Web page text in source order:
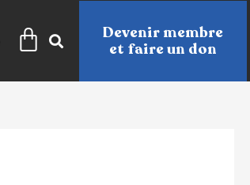
Panier
Devenir membre
et faire un don